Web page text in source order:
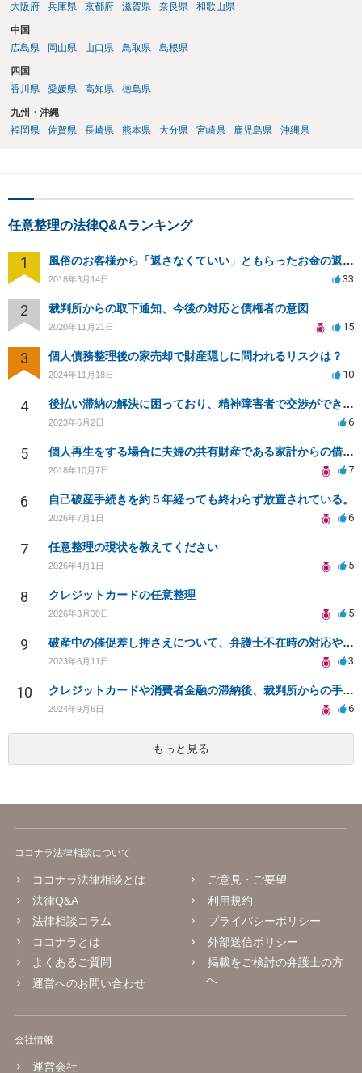
大阪府
兵庫県 京都府 滋賀県 奈良県 和歌山県
中国
広島県
岡山県 山口県 鳥取県 島根県
四国
香川県
愛媛県 高知県 徳島県
九州・沖縄
福岡県
佐賀県 長崎県 熊本県 大分県 宮崎県 鹿児島県 沖縄県
任意整理の法律Q&Aランキング
1 風俗のお客様から「返さなくていい」ともらったお金の返済を強要されています
2018年3月14日 33
2 裁判所からの取下通知、今後の対応と債権者の意図
2020年11月21日 15
3 個人債務整理後の家売却で財産隠しに問われるリスクは？
2024年11月18日 10
4 後払い滞納の解決に困っており、精神障害者で交渉ができず、弁護士も断られた場合の対処法
2023年6月2日 6
5 個人再生をする場合に夫婦の共有財産である家計からの借入も再生対象の債権となるのか等について
2018年10月7日 7
6 自己破産手続きを約５年経っても終わらず放置されている。
2026年7月1日 6
7 任意整理の現状を教えてください
2026年4月1日 5
8 クレジットカードの任意整理
2026年3月30日 5
9 破産中の催促差し押さえについて、弁護士不在時の対応や催促の停止についての質問。
2023年6月11日 3
10 クレジットカードや消費者金融の滞納後、裁判所からの手続きはどのように進む？
2024年9月6日 6
もっと見る
ココナラ法律相談について
ココナラ法律相談とは
法律Q&A
法律相談コラム
ココナラとは
よくあるご質問
運営へのお問い合わせ
ご意見・ご要望
利用規約
プライバシーポリシー
外部送信ポリシー
掲載をご検討の弁護士の方
へ
会社情報
運営会社